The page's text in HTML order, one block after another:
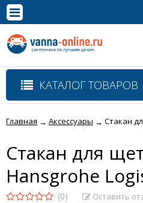
Полная версия сайта
КАТАЛОГ ТОВАРОВ
Главная → Аксессуары → Стакан
Стакан для
Hansgrohe
(0) Оставить